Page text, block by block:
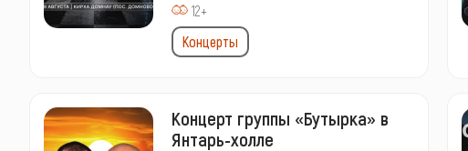
12+
Концерты
Концерт группы «Бутырка» в
Янтарь-холле